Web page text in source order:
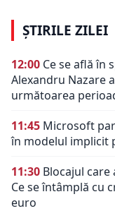
ȘTIRILE ZILEI
12:00 Ce se află în
Alexandru Nazare
următoarea
11:45 Microsoft
în modelul implicit
11:30 Blocajul
Ce se întâmplă cu
euro